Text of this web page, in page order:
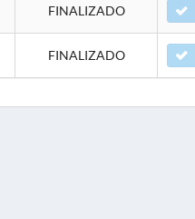
FINALIZADO
FINALIZADO